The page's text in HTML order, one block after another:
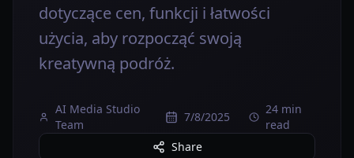
dotyczące cen, funkcji i łatwości
użycia, aby rozpocząć swoją
kreatywną podróż.
AI Media Studio
Team
7/8/2025
24 min
read
Share